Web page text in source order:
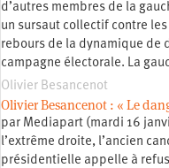
d’autres membres de la
un sursaut collectif contre
rebours de la dynamique de
campagne électorale. La
Olivier Besancenot
Olivier Besancenot : « Le
par Mediapart (mardi 16
l’extrême droite, l’ancien
présidentielle appelle à